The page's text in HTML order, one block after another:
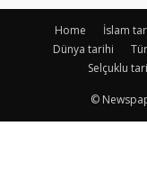
Home İslam
Dünya tarihi
Selçuklu
©